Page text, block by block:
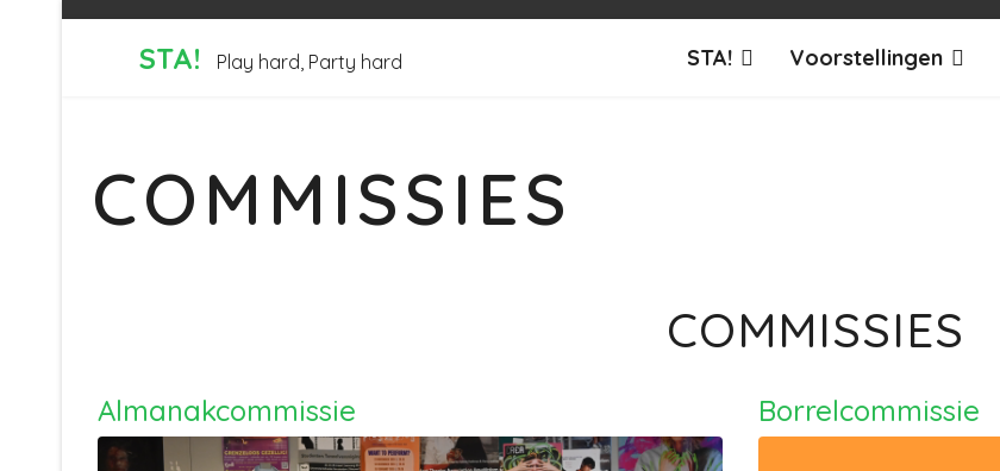
STA! Play hard, Party hard STA! Voorstellingen
COMMISSIES
COMMISSIES
Almanakcommissie Borrelcommissie